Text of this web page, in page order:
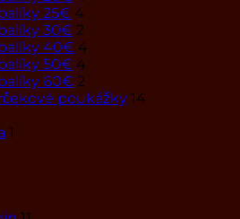
25€ 4
30€ 2
40€ 4
50€ 4
60€ 2
poukážky 14
1